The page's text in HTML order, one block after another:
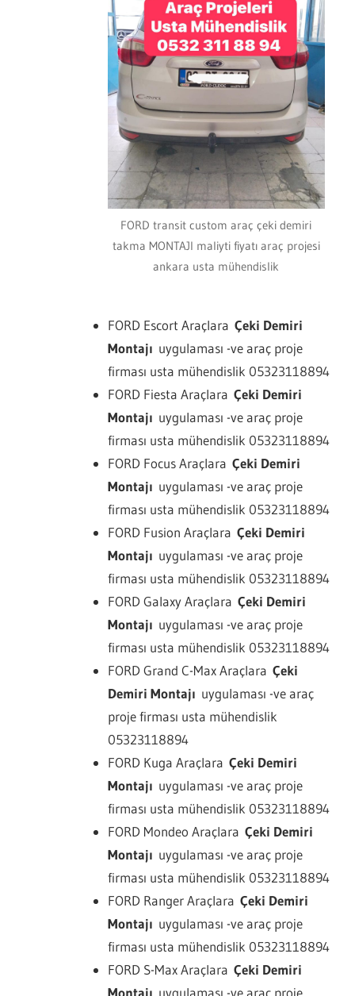
FORD transit custom araç çeki demiri
takma MONTAJI maliyti fiyatı araç projesi
ankara usta mühendislik
FORD Escort Araçlara Çeki Demiri
Montajı uygulaması -ve araç proje
firması usta mühendislik 05323118894
FORD Fiesta Araçlara Çeki Demiri
Montajı uygulaması -ve araç proje
firması usta mühendislik 05323118894
FORD Focus Araçlara Çeki Demiri
Montajı uygulaması -ve araç proje
firması usta mühendislik 05323118894
FORD Fusion Araçlara Çeki Demiri
Montajı uygulaması -ve araç proje
firması usta mühendislik 05323118894
FORD Galaxy Araçlara Çeki Demiri
Montajı uygulaması -ve araç proje
firması usta mühendislik 05323118894
FORD Grand C-Max Araçlara Çeki
Demiri Montajı uygulaması -ve araç
proje firması usta mühendislik
05323118894
FORD Kuga Araçlara Çeki Demiri
Montajı uygulaması -ve araç proje
firması usta mühendislik 05323118894
FORD Mondeo Araçlara Çeki Demiri
Montajı uygulaması -ve araç proje
firması usta mühendislik 05323118894
FORD Ranger Araçlara Çeki Demiri
Montajı uygulaması -ve araç proje
firması usta mühendislik 05323118894
FORD S-Max Araçlara Çeki Demiri
Montajı uygulaması -ve araç proje